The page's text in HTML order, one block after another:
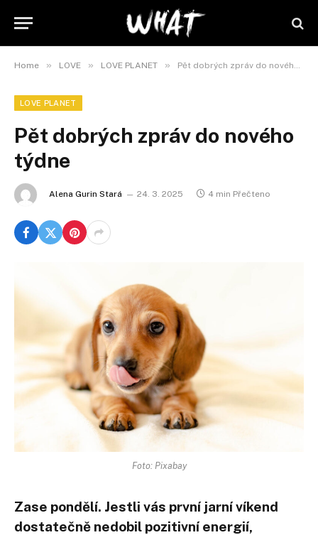
Home » LOVE » LOVE PLANET » Pět dobrých zpráv do nového týdne
LOVE PLANET
Pět dobrých zpráv do nového
týdne
Alena Gurin Stará 24. 3. 2025 4 min Přečteno
Foto: Pixabay
Zase pondělí. Jestli vás první jarní víkend
dostatečně nedobil pozitivní energií,